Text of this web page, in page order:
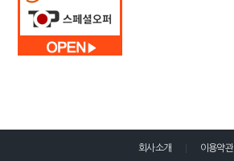
회사소개 이용약관